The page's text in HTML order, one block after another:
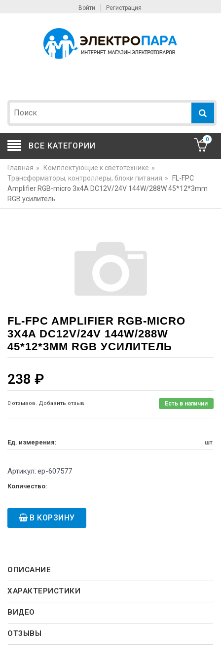
Войти Регистрация
ВСЕ КАТЕГОРИИ
0
Главная » Комплектующие к светотехнике »
Трансформаторы, контроллеры, блоки питания »
FL-FPC
Amplifier RGB-micro 3x4A DC12V/24V 144W/288W 45*12*3mm
RGB усилитель
FL-FPC AMPLIFIER RGB-MICRO
3X4A DC12V/24V 144W/288W
45*12*3MM RGB УСИЛИТЕЛЬ
238 ₽
0 отзывов. Добавить отзыв. Есть в наличии
Ед. измерения: шт
Артикул: ep-607577
Количество:
В КОРЗИНУ
ОПИСАНИЕ
ХАРАКТЕРИСТИКИ
ВИДЕО
ОТЗЫВЫ